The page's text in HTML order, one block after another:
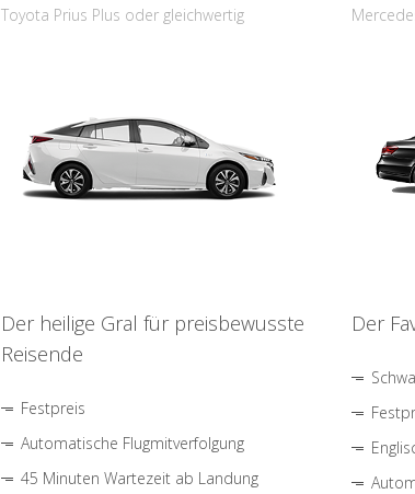
Toyota Prius Plus oder gleichwertig
Der heilige Gral für preisbewusste
Reisende
Festpreis
Automatische Flugmitverfolgung
45 Minuten Wartezeit ab Landung
Der